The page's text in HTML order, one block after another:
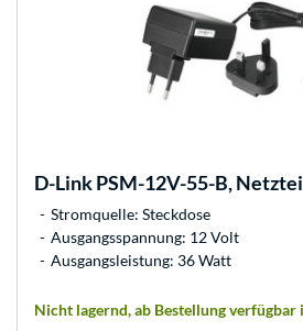
D-LinkPSM-12V-55-B,
Stromquelle: Steckdose
Ausgangsspannung: 12 Volt
Ausgangsleistung: 36 Watt
Nicht lagernd, ab Bestellung